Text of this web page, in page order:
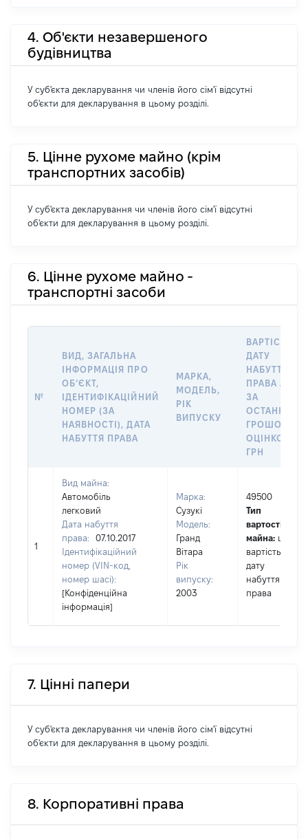
4. Об'єкти незавершеного
будівництва
У суб'єкта декларування чи членів його сім'ї відсутні
об'єкти для декларування в цьому розділі.
5. Цінне рухоме майно (крім
транспортних засобів)
У суб'єкта декларування чи членів його сім'ї відсутні
об'єкти для декларування в цьому розділі.
6. Цінне рухоме майно -
транспортні засоби
№
ВИД, ЗАГАЛЬНА
ІНФОРМАЦІЯ ПРО
ОБʼЄКТ,
ІДЕНТИФІКАЦІЙНИЙ
НОМЕР (ЗА
НАЯВНОСТІ), ДАТА
НАБУТТЯ ПРАВА
МАРКА,
МОДЕЛЬ,
РІК
ВИПУСКУ
ВАРТІСТЬ НА
ДАТУ
НАБУТТЯ
ПРАВА АБО
ЗА
ГРОШОВОЮ
ОЦІНКОЮ,
ГРН
1
Вид майна:
Автомобіль
легковий
Дата набуття
права:
07.10.2017
Ідентифікаційний
номер (VIN-код,
номер шасі):
[Конфіденційна
інформація]
Марка:
Сузукі
Модель:
Гранд
Вітара
Рік
випуску:
2003
49500
Тип
вартості
майна: це
вартість на
дату
набуття
права
7. Цінні папери
У суб'єкта декларування чи членів його сім'ї відсутні
об'єкти для декларування в цьому розділі.
8. Корпоративні права